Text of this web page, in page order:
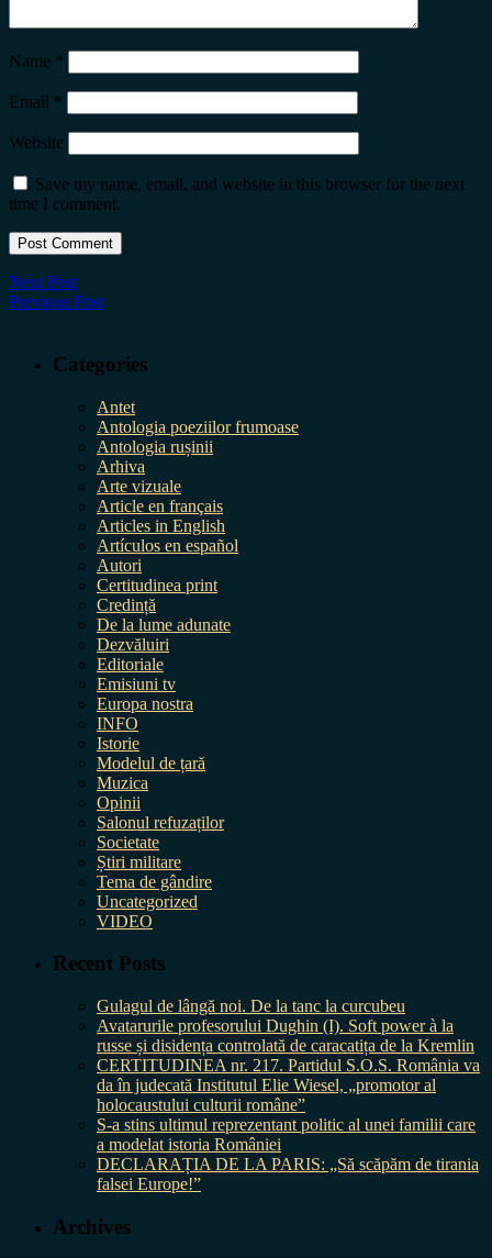
Name *
Email *
Website
Save my name, email, and website in this browser for the next
time I comment.
Next Post
Previous Post
Categories
Antet
Antologia poeziilor frumoase
Antologia rușinii
Arhiva
Arte vizuale
Article en français
Articles in English
Artículos en español
Autori
Certitudinea print
Credință
De la lume adunate
Dezvăluiri
Editoriale
Emisiuni tv
Europa nostra
INFO
Istorie
Modelul de țară
Muzica
Opinii
Salonul refuzaților
Societate
Știri militare
Tema de gândire
Uncategorized
VIDEO
Recent Posts
Gulagul de lângă noi. De la tanc la curcubeu
Avatarurile profesorului Dughin (I). Soft power à la
russe și disidența controlată de caracatița de la Kremlin
CERTITUDINEA nr. 217. Partidul S.O.S. România va
da în judecată Institutul Elie Wiesel, „promotor al
holocaustului culturii române”
S-a stins ultimul reprezentant politic al unei familii care
a modelat istoria României
DECLARAȚIA DE LA PARIS: „Să scăpăm de tirania
falsei Europe!”
Archives